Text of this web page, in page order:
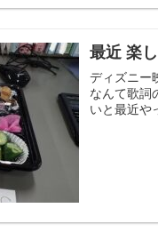
最近 楽
ディズニー
なんて歌詞
いと最近や